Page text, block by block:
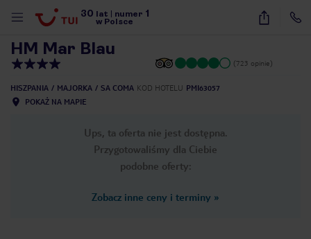
30 lat numer 1
w Polsce
26
HM Mar Blau
(723 opinie)
HISZPANIA MAJORKA SA COMA KOD HOTELU PMI63057
POKAŻ NA MAPIE
Ups, ta oferta nie jest dostępna.
Przygotowaliśmy dla Ciebie
podobne oferty:
Zobacz inne ceny i terminy »